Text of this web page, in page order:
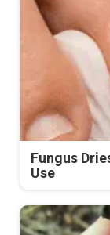
Fungus
Use